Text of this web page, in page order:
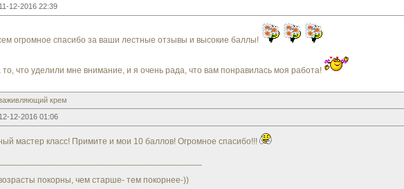
11-12-2016 22:39
огромное спасибо за ваши лестные отзывы и высокие баллы!
что уделили мне внимание, и я очень рада, что вам понравилась моя работа!
крем
12-12-2016 01:06
мастер класс! Примите и мои 10 баллов! Огромное спасибо!!!
покорны, чем старше- тем покорнее-))